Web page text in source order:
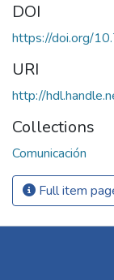
DOI
https://doi.org/
URI
http://
Collections
Comunicación
Full item